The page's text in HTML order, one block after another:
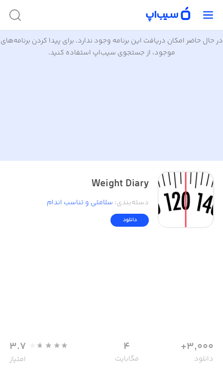
در حال حاضر امکان دریافت این برنامه وجود ندارد. برای پیدا کردن برنامه‌های
موجود، از جستجوی سیب‌اپ استفاده کنید.
Weight Diary
دسته‌بندی: سلامتی و تناسب اندام
دانلود
3,000+
دانلود
4
مگابایت
3.7
امتیاز